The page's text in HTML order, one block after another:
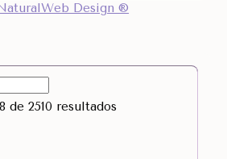
Design ®
de 2510 resultados